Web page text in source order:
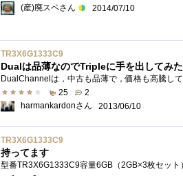
(産)廃スペさん
2014/07/10
TR3X6G1333C9
Dualは品薄なのでTripleに手を出してみた
25
2
harmankardonさん
2013/06/10
TR3X6G1333C9
持ってます